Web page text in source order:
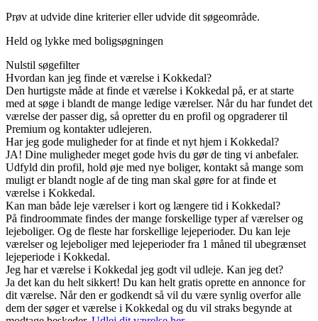
Prøv at udvide dine kriterier eller udvide dit søgeområde.
Held og lykke med boligsøgningen
Nulstil søgefilter
Hvordan kan jeg finde et værelse i Kokkedal?
Den hurtigste måde at finde et værelse i Kokkedal på, er at starte
med at søge i blandt de mange ledige værelser. Når du har fundet det
værelse der passer dig, så opretter du en profil og opgraderer til
Premium og kontakter udlejeren.
Har jeg gode muligheder for at finde et nyt hjem i Kokkedal?
JA! Dine muligheder meget gode hvis du gør de ting vi anbefaler.
Udfyld din profil, hold øje med nye boliger, kontakt så mange som
muligt er blandt nogle af de ting man skal gøre for at finde et
værelse i Kokkedal.
Kan man både leje værelser i kort og længere tid i Kokkedal?
På findroommate findes der mange forskellige typer af værelser og
lejeboliger. Og de fleste har forskellige lejeperioder. Du kan leje
værelser og lejeboliger med lejeperioder fra 1 måned til ubegrænset
lejeperiode i Kokkedal.
Jeg har et værelse i Kokkedal jeg godt vil udleje. Kan jeg det?
Ja det kan du helt sikkert! Du kan helt gratis oprette en annonce for
dit værelse. Når den er godkendt så vil du være synlig overfor alle
dem der søger et værelse i Kokkedal og du vil straks begynde at